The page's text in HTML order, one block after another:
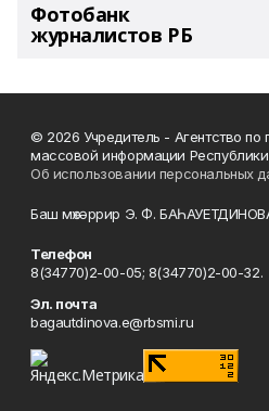
Фотобанк
журналистов РБ
© 2026 Учредитель - Агентство по
массовой информации
Об использовании персональных
Баш мөхәррир Э. Ф.
Телефон
8(34770)2-00-05; 8(34770)2-00-32.
Эл. почта
bagautdinova.e@rbsmi.ru